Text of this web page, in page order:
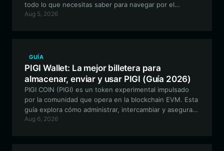
todo lo que necesitas saber para navegar por el
ecosistema de tokens meme basado en Solana de
Aug 5, 2026
GUÍA
PIGI Wallet: La mejor billetera para
almacenar, enviar y usar PIGI (Guía 2026)
PIGI COIN (PIGI) es un token experimental impulsado
por la comunidad que opera en la blockchain EVM. Esta
guía explora cómo administrar, intercambiar y asegurar
sus activos PIGI de manera efectiva utilizando Bitget
Aug 6, 2026